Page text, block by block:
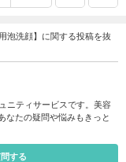
泡洗顔】に関する投稿を抜
ニティサービスです。美容
なたの疑問や悩みもきっと
する